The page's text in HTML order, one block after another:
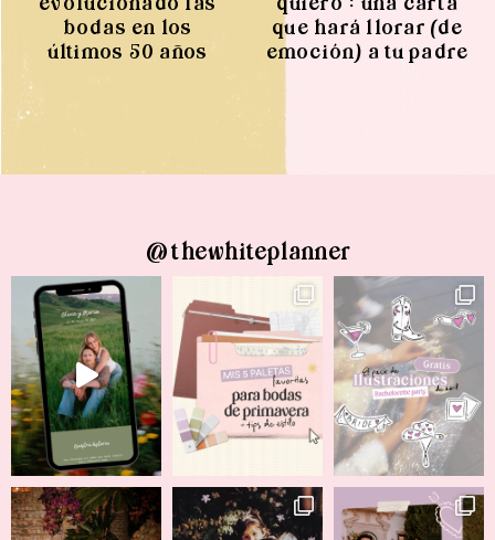
bodas en los
últimos 50 años
que hará llorar (de
emoción) a tu padre
@thewhiteplanner